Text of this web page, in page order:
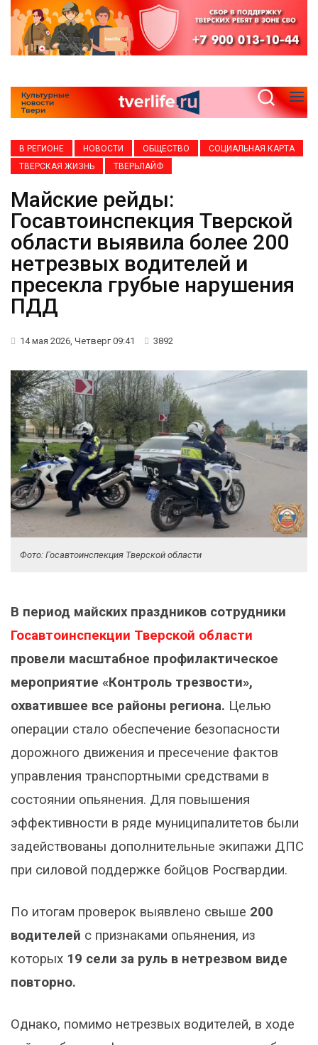
В РЕГИОНЕ НОВОСТИ ОБЩЕСТВО
СОЦИАЛЬНАЯ КАРТА
ТВЕРСКАЯ ЖИЗНЬ
ТВЕРЬЛАЙФ
Майские рейды:
Госавтоинспекция Тверской
области выявила более 200
нетрезвых водителей и
пресекла грубые нарушения
ПДД
14 мая 2026, Четверг 09:41 3892
Фото: Госавтоинспекция Тверской области
В период майских праздников сотрудники
Госавтоинспекции Тверской области
провели масштабное профилактическое
мероприятие «Контроль трезвости»,
охватившее все районы региона. Целью
операции стало обеспечение безопасности
дорожного движения и пресечение фактов
управления транспортными средствами в
состоянии опьянения. Для повышения
эффективности в ряде муниципалитетов были
задействованы дополнительные экипажи ДПС
при силовой поддержке бойцов Росгвардии.
По итогам проверок выявлено свыше 200
водителей с признаками опьянения, из
которых 19 сели за руль в нетрезвом виде
повторно.
Однако, помимо нетрезвых водителей, в ходе